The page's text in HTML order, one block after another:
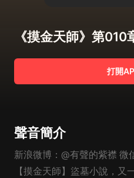
《摸金天師》第010
打開
聲音簡介
新浪微博：@有聲的紫襟 微
【摸金天師】盜墓小說，又